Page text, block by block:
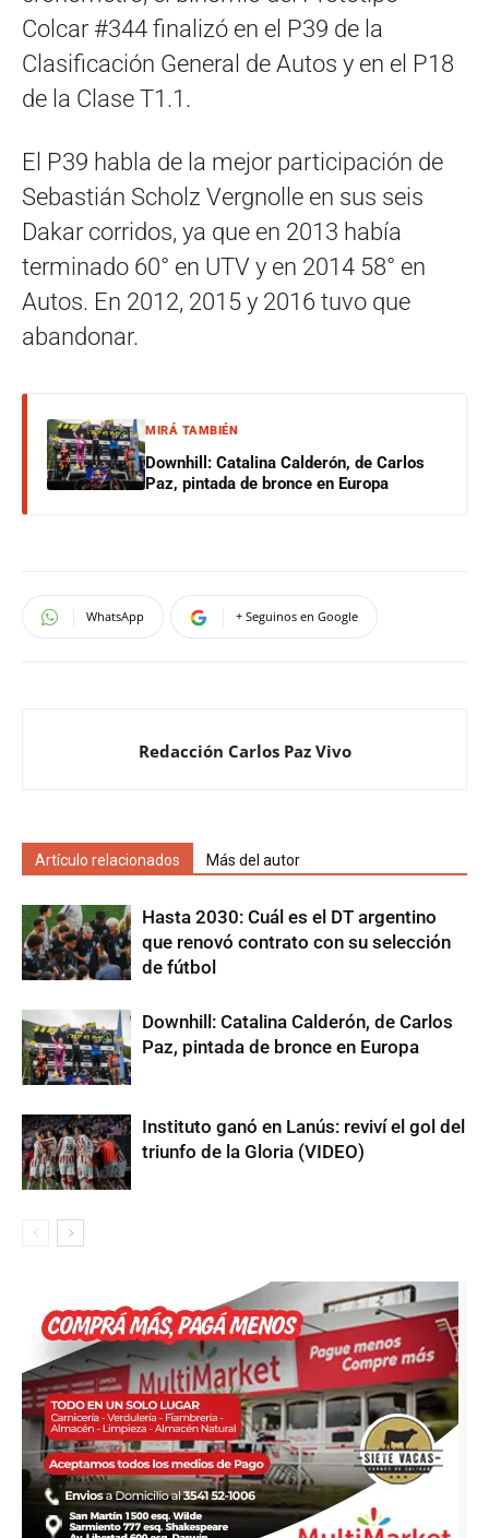
Colcar #344 finalizó en el P39 de la
Clasificación General de Autos y en el P18
de la Clase T1.1.
El P39 habla de la mejor participación de
Sebastián Scholz Vergnolle en sus seis
Dakar corridos, ya que en 2013 había
terminado 60° en UTV y en 2014 58° en
Autos. En 2012, 2015 y 2016 tuvo que
abandonar.
MIRÁ TAMBIÉN
Downhill: Catalina Calderón, de Carlos
Paz, pintada de bronce en Europa
WhatsApp + Seguinos en Google
Redacción Carlos Paz Vivo
Artículo relacionados Más del autor
Hasta 2030: Cuál es el DT argentino
que renovó contrato con su selección
de fútbol
Downhill: Catalina Calderón, de Carlos
Paz, pintada de bronce en Europa
Instituto ganó en Lanús: reviví el gol del
triunfo de la Gloria (VIDEO)